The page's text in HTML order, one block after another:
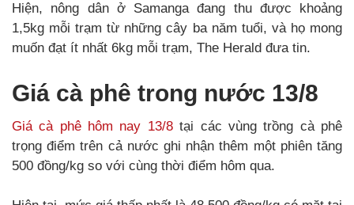
Hiện, nông dân ở Samanga đang thu được khoảng
1,5kg mỗi trạm từ những cây ba năm tuổi, và họ mong
muốn đạt ít nhất 6kg mỗi trạm, The Herald đưa tin.
Giá cà phê trong nước 13/8
Giá cà phê hôm nay 13/8tại các vùng trồng cà phê
trọng điểm trên cả nước ghi nhận thêm một phiên tăng
500 đồng/kg so với cùng thời điểm hôm qua.